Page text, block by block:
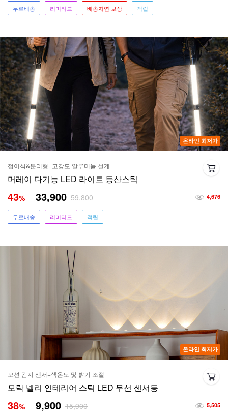
무료배송 리미티드 배송지연 보상 적립
온라인 최저가
접이식&분리형+고강도 알루미늄 설계
머레이 다기능 LED 라이트 등산스틱
4,676
43% 33,900 59,800
무료배송 리미티드 적립
온라인 최저가
모션 감지 센서+색온도 및 밝기 조절
모락 넬리 인테리어 스틱 LED 무선 센서등
5,505
38% 9,900 15,900